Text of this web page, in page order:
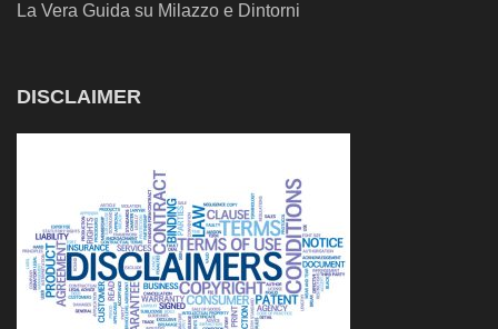
La Vera Guida su Milazzo e Dintorni
DISCLAIMER